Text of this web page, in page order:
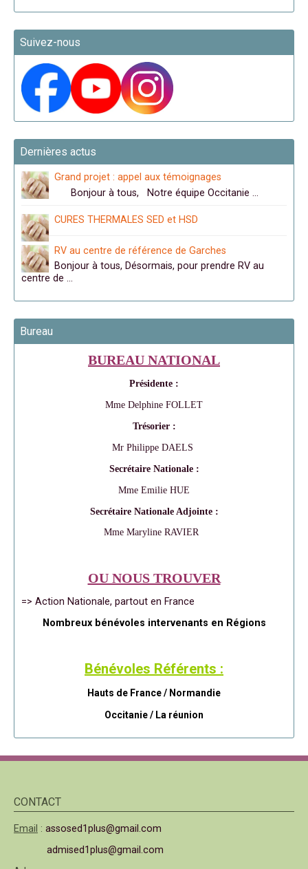
Suivez-nous
Dernières actus
Grand projet : appel aux témoignages
Bonjour à tous, Notre équipe Occitanie …
CURES THERMALES SED et HSD
RV au centre de référence de Garches
Bonjour à tous, Désormais, pour prendre RV au
centre de …
Bureau
BUREAU NATIONAL
Présidente :
Mme Delphine FOLLET
Trésorier :
Mr Philippe DAELS
Secrétaire Nationale :
Mme Emilie HUE
Secrétaire Nationale Adjointe :
Mme Maryline RAVIER
OU NOUS TROUVER
=> Action Nationale, partout en France
Nombreux bénévoles intervenants en Régions
Bénévoles Référents :
Hauts de France / Normandie
Occitanie / La réunion
CONTACT
Email : assosed1plus@gmail.com
admised1plus@gmail.com